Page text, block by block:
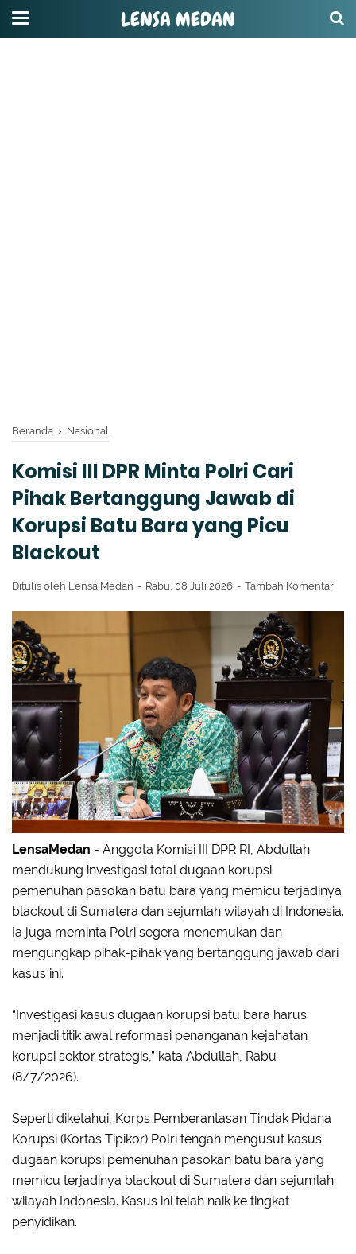
LENSA MEDAN
Beranda › Nasional
Komisi III DPR Minta Polri Cari
Pihak Bertanggung Jawab di
Korupsi Batu Bara yang Picu
Blackout
Ditulis oleh Lensa Medan Rabu, 08 Juli 2026 Tambah Komentar
LensaMedan - Anggota Komisi III DPR RI, Abdullah
mendukung investigasi total dugaan korupsi
pemenuhan pasokan batu bara yang memicu terjadinya
blackout di Sumatera dan sejumlah wilayah di Indonesia.
Ia juga meminta Polri segera menemukan dan
mengungkap pihak-pihak yang bertanggung jawab dari
kasus ini.
“Investigasi kasus dugaan korupsi batu bara harus
menjadi titik awal reformasi penanganan kejahatan
korupsi sektor strategis,” kata Abdullah, Rabu
(8/7/2026).
Seperti diketahui, Korps Pemberantasan Tindak Pidana
Korupsi (Kortas Tipikor) Polri tengah mengusut kasus
dugaan korupsi pemenuhan pasokan batu bara yang
memicu terjadinya blackout di Sumatera dan sejumlah
wilayah Indonesia. Kasus ini telah naik ke tingkat
penyidikan.